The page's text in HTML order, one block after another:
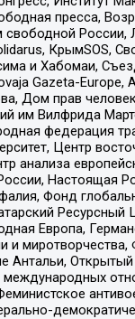
пресса,
КрымSOS,
и Хабомаи,
Gazeta-
Дом прав
им Вилфрида
федерация
Центр
анализа
Настоящая
Фонд
Европа,
Антальи,